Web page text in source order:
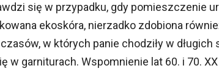
się w przypadku, gdy pomieszczenie
ekoskóra, nierzadko zdobiona
w których panie chodziły w długich
w garniturach. Wspomnienie lat 60. i 70.